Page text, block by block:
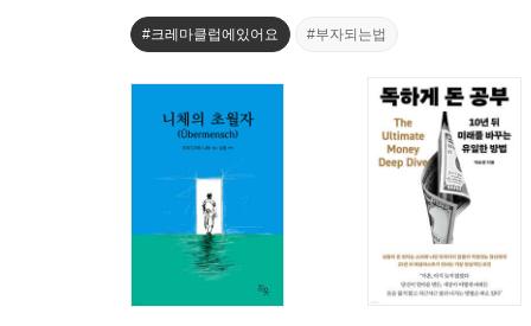
#크레마클럽에있어요 #부자되는법